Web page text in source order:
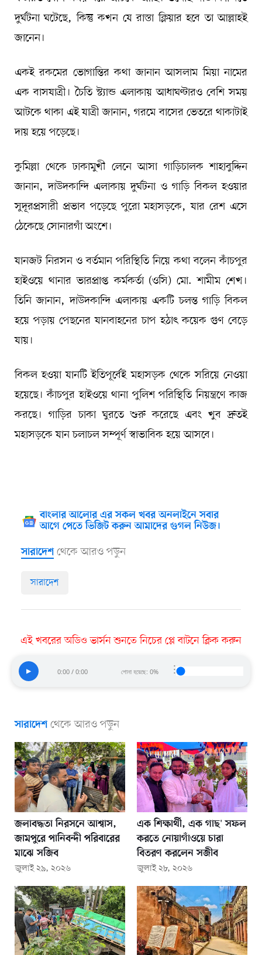
দুর্ঘটনা ঘটেছে, কিন্তু কখন যে রাস্তা ক্লিয়ার হবে তা আল্লাহই
জানেন।
একই রকমের ভোগান্তির কথা জানান আসলাম মিয়া নামের
এক বাসযাত্রী। চৈতি স্ট্যান্ড এলাকায় আধাঘণ্টারও বেশি সময়
আটকে থাকা এই যাত্রী জানান, গরমে বাসের ভেতরে থাকাটাই
দায় হয়ে পড়েছে।
কুমিল্লা থেকে ঢাকামুখী লেনে আসা গাড়িচালক শাহাবুদ্দিন
জানান, দাউদকান্দি এলাকায় দুর্ঘটনা ও গাড়ি বিকল হওয়ার
সুদূরপ্রসারী প্রভাব পড়েছে পুরো মহাসড়কে, যার রেশ এসে
ঠেকেছে সোনারগাঁ অংশে।
যানজট নিরসন ও বর্তমান পরিস্থিতি নিয়ে কথা বলেন কাঁচপুর
হাইওয়ে থানার ভারপ্রাপ্ত কর্মকর্তা (ওসি) মো. শামীম শেখ।
তিনি জানান, দাউদকান্দি এলাকায় একটি চলন্ত গাড়ি বিকল
হয়ে পড়ায় পেছনের যানবাহনের চাপ হঠাৎ কয়েক গুণ বেড়ে
যায়।
বিকল হওয়া যানটি ইতিপূর্বেই মহাসড়ক থেকে সরিয়ে নেওয়া
হয়েছে। কাঁচপুর হাইওয়ে থানা পুলিশ পরিস্থিতি নিয়ন্ত্রণে কাজ
করছে। গাড়ির চাকা ঘুরতে শুরু করেছে এবং খুব দ্রুতই
মহাসড়কে যান চলাচল সম্পূর্ণ স্বাভাবিক হয়ে আসবে।
বাংলার আলোর এর সকল খবর অনলাইনে সবার
আগে পেতে ভিজিট করুন আমাদের গুগল নিউজ।
সারাদেশথেকে আরও পড়ুন
সারাদেশ
এই খবরের অডিও ভার্সন শুনতে নিচের প্লে বাটনে ক্লিক করুন
▶ 0:00 / 0:00 শোনা হয়েছে: 0% ⋮
সারাদেশথেকে আরও পড়ুন
জলাবদ্ধতা নিরসনে আশ্বাস,
জামপুরে পানিবন্দী পরিবারের
মাঝে সজিব
জুলাই ২৯, ২০২৬
এক শিক্ষার্থী, এক গাছ' সফল
করতে নোয়াগাঁওয়ে চারা
বিতরণ করলেন সজীব
জুলাই ২৮, ২০২৬